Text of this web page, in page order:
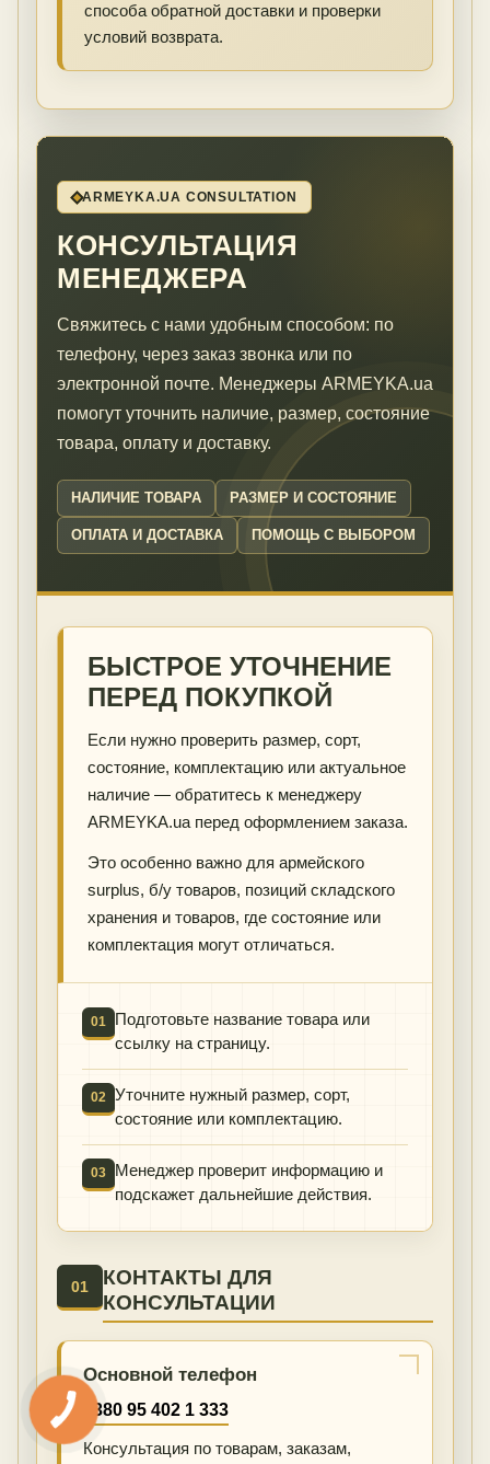
способа обратной доставки и проверки
условий возврата.
ARMEYKA.UA CONSULTATION
КОНСУЛЬТАЦИЯ
МЕНЕДЖЕРА
Свяжитесь с нами удобным способом: по
телефону, через заказ звонка или по
электронной почте. Менеджеры ARMEYKA.ua
помогут уточнить наличие, размер, состояние
товара, оплату и доставку.
НАЛИЧИЕ ТОВАРА РАЗМЕР И СОСТОЯНИЕ
ОПЛАТА И ДОСТАВКА ПОМОЩЬ С ВЫБОРОМ
БЫСТРОЕ УТОЧНЕНИЕ
ПЕРЕД ПОКУПКОЙ
Если нужно проверить размер, сорт,
состояние, комплектацию или актуальное
наличие — обратитесь к менеджеру
ARMEYKA.ua перед оформлением заказа.
Это особенно важно для армейского
surplus, б/у товаров, позиций складского
хранения и товаров, где состояние или
комплектация могут отличаться.
01
Подготовьте название товара или
ссылку на страницу.
02 Уточните нужный размер, сорт,
состояние или комплектацию.
03
Менеджер проверит информацию и
подскажет дальнейшие действия.
01
КОНТАКТЫ ДЛЯ
КОНСУЛЬТАЦИИ
Основной телефон
+380 95 402 1 333
Консультация по товарам, заказам,